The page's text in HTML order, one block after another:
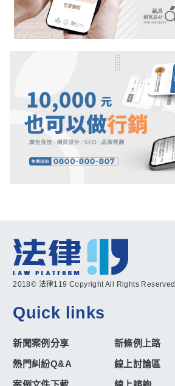
2018© 法律119 Copyright All Rights Reserved
Quick links
新聞案例分享
新條例上路
熱門糾紛Q&A
線上討論區